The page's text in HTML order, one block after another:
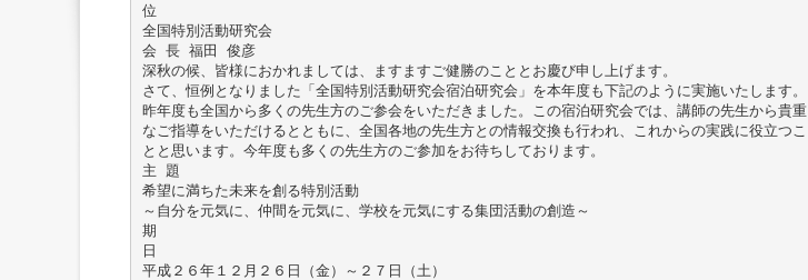
位
全国特別活動研究会
会 長 福田 俊彦
深秋の候、皆様におかれましては、ますますご健勝のこととお慶び申し上げます。
さて、恒例となりました「全国特別活動研究会宿泊研究会」を本年度も下記のように実施いたします。
昨年度も全国から多くの先生方のご参会をいただきました。この宿泊研究会では、講師の先生から貴重
なご指導をいただけるとともに、全国各地の先生方との情報交換も行われ、これからの実践に役立つこ
とと思います。今年度も多くの先生方のご参加をお待ちしております。
主 題
希望に満ちた未来を創る特別活動
～自分を元気に、仲間を元気に、学校を元気にする集団活動の創造～
期
日
平成２６年１２月２６日（金）～２７日（土）